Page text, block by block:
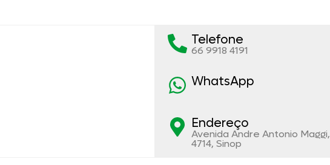
Telefone
66 9918 4191
WhatsApp
Endereço
Avenida Andre Antonio Maggi,
4714, Sinop